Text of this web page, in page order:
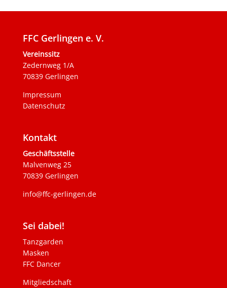
FFC Gerlingen e. V.
Vereinssitz
Zedernweg 1/A
70839 Gerlingen
Impressum
Datenschutz
Kontakt
Geschäftsstelle
Malvenweg 25
70839 Gerlingen
info@ffc-gerlingen.de
Sei dabei!
Tanzgarden
Masken
FFC Dancer
Mitgliedschaft